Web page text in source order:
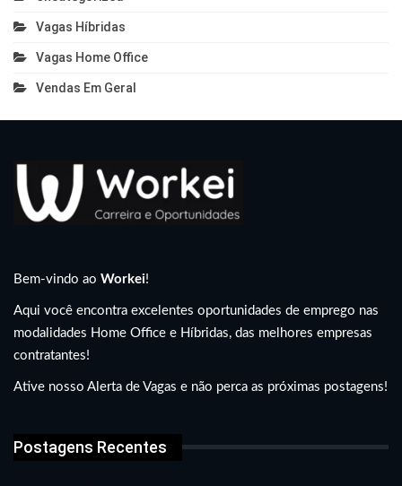
Vagas Híbridas
Vagas Home Office
Vendas Em Geral
Bem-vindo ao Workei!
Aqui você encontra excelentes oportunidades de emprego nas
modalidades Home Office e Híbridas, das melhores empresas
contratantes!
Ative nosso Alerta de Vagas e não perca as próximas postagens!
Postagens Recentes